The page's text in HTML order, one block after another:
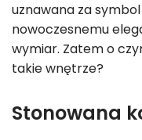
uznawana za
nowoczesnemu
wymiar. Zatem o
takie wnętrze?
Stonowana